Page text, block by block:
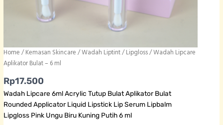
Home /Kemasan Skincare /Wadah Liptint / Lipgloss/ Wadah Lipcare
Aplikator Bulat – 6 ml
Rp17.500
Wadah Lipcare 6ml Acrylic Tutup Bulat Aplikator Bulat
Rounded Applicator Liquid Lipstick Lip Serum Lipbalm
Lipgloss Pink Ungu Biru Kuning Putih 6 ml